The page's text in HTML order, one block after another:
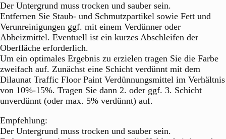
Der Untergrund muss trocken und sauber sein.
Entfernen Sie Staub- und Schmutzpartikel sowie Fett und
Verunreinigungen ggf. mit einem Verdünner oder
Abbeizmittel. Eventuell ist ein kurzes Abschleifen der
Oberfläche erforderlich.
Um ein optimales Ergebnis zu erzielen tragen Sie die Farbe
zweifach auf. Zunächst eine Schicht verdünnt mit dem
Dilaunat Traffic Floor Paint Verdünnungsmittel im Verhältnis
von 10%-15%. Tragen Sie dann 2. oder ggf. 3. Schicht
unverdünnt (oder max. 5% verdünnt) auf.
Empfehlung:
Der Untergrund muss trocken und sauber sein.